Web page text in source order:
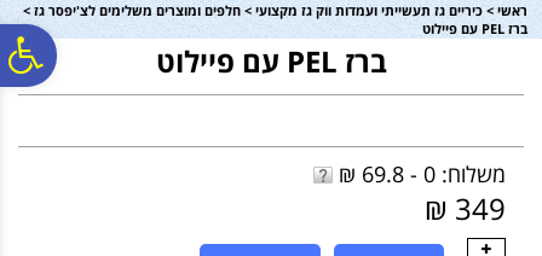
ראשי > כיריים גז תעשייתי ועמדות ווק גז מקצועי > חלפים ומוצרים משלימים לצ'יפסר גז >
ברז PEL עם פיילוט
ברז PEL עם פיילוט
משלוח: 0 - 69.8 ₪
349 ₪